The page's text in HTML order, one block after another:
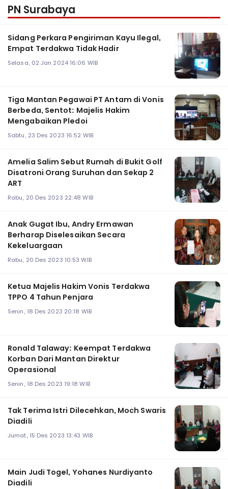
PN Surabaya
Sidang Perkara Pengiriman Kayu Ilegal,
Empat Terdakwa Tidak Hadir
Selasa, 02 Jan 2024 16:06 WIB
Tiga Mantan Pegawai PT Antam di Vonis
Berbeda, Sentot: Majelis Hakim
Mengabaikan Pledoi
Sabtu, 23 Des 2023 16:52 WIB
Amelia Salim Sebut Rumah di Bukit Golf
Disatroni Orang Suruhan dan Sekap 2
ART
Rabu, 20 Des 2023 22:48 WIB
Anak Gugat Ibu, Andry Ermawan
Berharap Diselesaikan Secara
Kekeluargaan
Rabu, 20 Des 2023 10:53 WIB
Ketua Majelis Hakim Vonis Terdakwa
TPPO 4 Tahun Penjara
Senin, 18 Des 2023 20:18 WIB
Ronald Talaway: Keempat Terdakwa
Korban Dari Mantan Direktur
Operasional
Senin, 18 Des 2023 19:18 WIB
Tak Terima Istri Dilecehkan, Moch Swaris
Diadili
Jumat, 15 Des 2023 13:43 WIB
Main Judi Togel, Yohanes Nurdiyanto
Diadili